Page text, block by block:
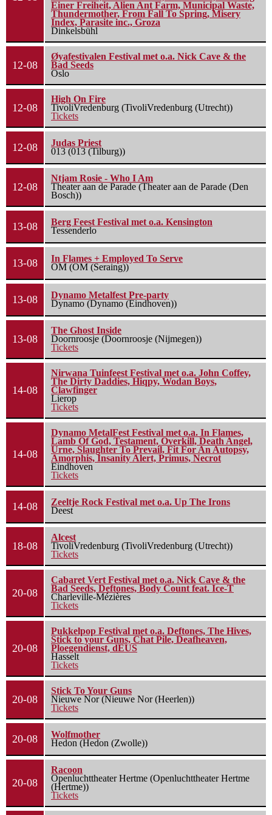
Einer Freiheit, Alien Ant Farm, Municipal Waste,
Thundermother, From Fall To Spring, Misery
Index, Parasite inc., Groza
Dinkelsbühl
12-08
Øyafestivalen Festival met o.a. Nick Cave & the
Bad Seeds
Oslo
12-08
High On Fire
TivoliVredenburg (TivoliVredenburg (Utrecht))
Tickets
12-08
Judas Priest
013 (013 (Tilburg))
12-08
Ntjam Rosie - Who I Am
Theater aan de Parade (Theater aan de Parade (Den
Bosch))
13-08
Berg Feest Festival met o.a. Kensington
Tessenderlo
13-08
In Flames + Employed To Serve
OM (OM (Seraing))
13-08
Dynamo Metalfest Pre-party
Dynamo (Dynamo (Eindhoven))
13-08
The Ghost Inside
Doornroosje (Doornroosje (Nijmegen))
Tickets
14-08
Nirwana Tuinfeest Festival met o.a. John Coffey,
The Dirty Daddies, Hiqpy, Wodan Boys,
Clawfinger
Lierop
Tickets
14-08
Dynamo MetalFest Festival met o.a. In Flames,
Lamb Of God, Testament, Overkill, Death Angel,
Urne, Slaughter To Prevail, Fit For An Autopsy,
Amorphis, Insanity Alert, Primus, Necrot
Eindhoven
Tickets
14-08
Zeeltje Rock Festival met o.a. Up The Irons
Deest
18-08
Alcest
TivoliVredenburg (TivoliVredenburg (Utrecht))
Tickets
20-08
Cabaret Vert Festival met o.a. Nick Cave & the
Bad Seeds, Deftones, Body Count feat. Ice-T
Charleville-Mézières
Tickets
20-08
Pukkelpop Festival met o.a. Deftones, The Hives,
Stick to your Guns, Chat Pile, Deafheaven,
Ploegendienst, dEUS
Hasselt
Tickets
20-08
Stick To Your Guns
Nieuwe Nor (Nieuwe Nor (Heerlen))
Tickets
20-08
Wolfmother
Hedon (Hedon (Zwolle))
20-08
Racoon
Openluchttheater Hertme (Openluchttheater Hertme
(Hertme))
Tickets